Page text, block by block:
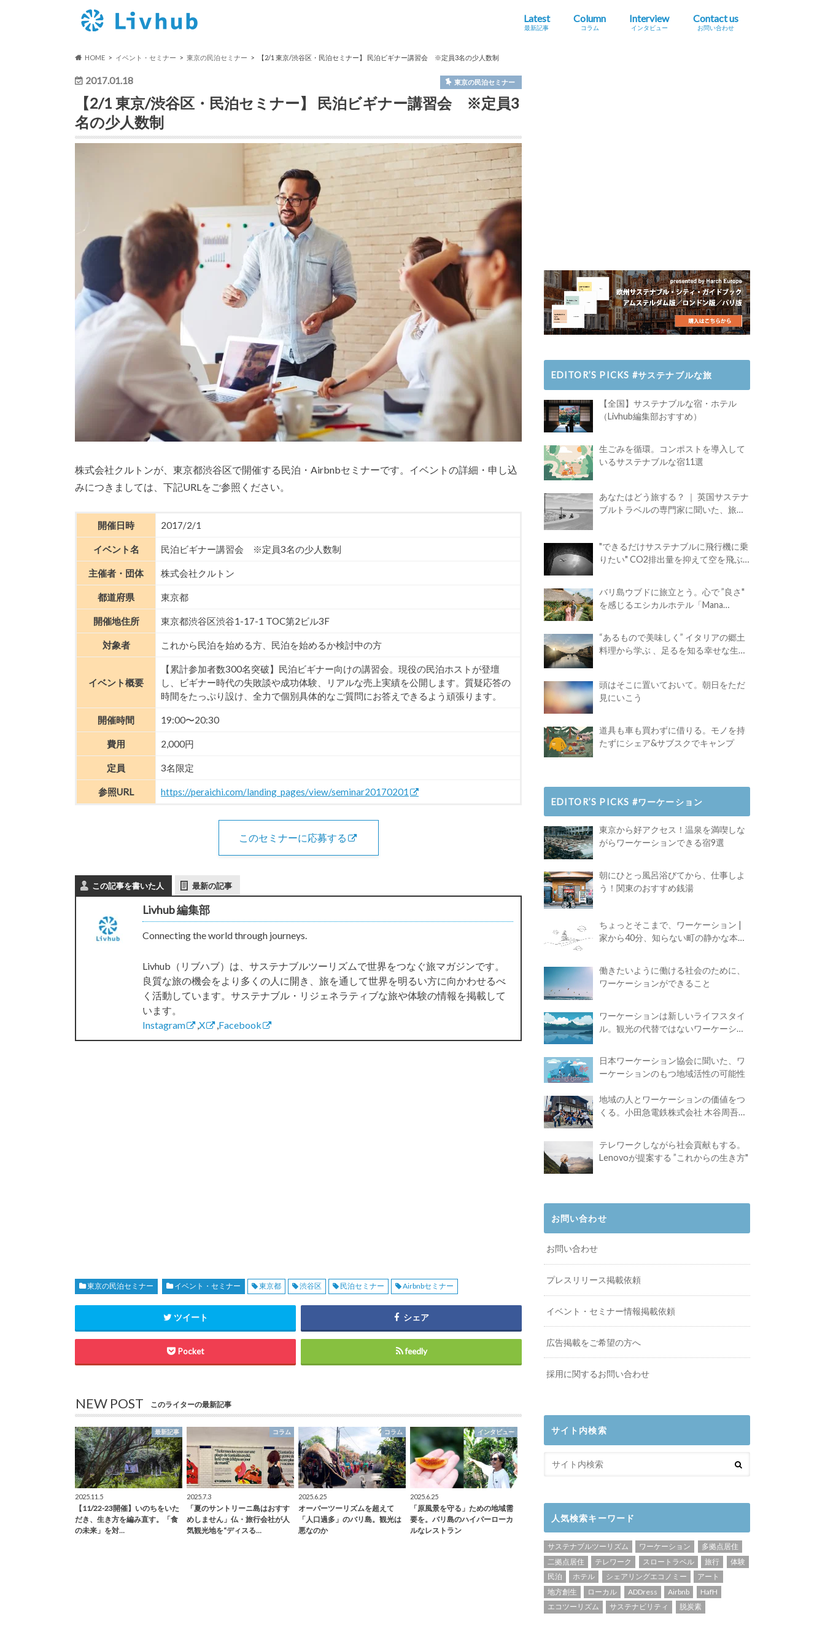
Latest
最新記事
Column
コラム
Interview
インタビュー
Contact us
お問い合わせ
HOME イベント・セミナー 東京の民泊セミナー 【2/1 東京/渋谷区・民泊セミナー】 民泊ビギナー講習会 ※定員3名の少人数制
2017.01.18 東京の民泊セミナー
【2/1 東京/渋谷区・民泊セミナー】 民泊ビギナー講習会 ※定員3
名の少人数制
株式会社クルトンが、東京都渋谷区で開催する民泊・Airbnbセミナーです。イベントの詳細・申し込
みにつきましては、下記URLをご参照ください。
開催日時 2017/2/1
イベント名 民泊ビギナー講習会 ※定員3名の少人数制
主催者・団体 株式会社クルトン
都道府県 東京都
開催地住所 東京都渋谷区渋谷1-17-1 TOC第2ビル3F
対象者 これから民泊を始める方、民泊を始めるか検討中の方
イベント概要
【累計参加者数300名突破】民泊ビギナー向けの講習会。現役の民泊ホストが登壇
し、ビギナー時代の失敗談や成功体験、リアルな売上実績を公開します。質疑応答の
時間をたっぷり設け、全力で個別具体的なご質問にお答えできるよう頑張ります。
開催時間 19:00〜20:30
費用 2,000円
定員 3名限定
参照URL https://peraichi.com/landing_pages/view/seminar20170201
このセミナーに応募する
この記事を書いた人 最新の記事
Livhub 編集部
Connecting the world through journeys.
Livhub（リブハブ）は、サステナブルツーリズムで世界をつなぐ旅マガジンです。
良質な旅の機会をより多くの人に開き、旅を通して世界を明るい方に向かわせるべ
く活動しています。サステナブル・リジェネラティブな旅や体験の情報を掲載して
います。
Instagram
X Facebook
東京の民泊セミナー イベント・セミナー 東京都 渋谷区 民泊セミナー Airbnbセミナー
ツイート シェア
Pocket feedly
NEW POST このライターの最新記事
最新記事
2025.11.5
【11/22-23開催】いのちをいた
だき、生き方を編み直す。「食
の未来」を対…
コラム
2025.7.3
「夏のサントリーニ島はおすす
めしません」仏・旅行会社が人
気観光地を“ディスる…
コラム
2025.6.25
オーバーツーリズムを超えて
「人口過多」のバリ島。観光は
悪なのか
インタビュー
2025.6.25
「原風景を守る」ための地域需
要を。バリ島のハイパーローカ
ルなレストラン
EDITOR’S PICKS #サステナブルな旅
【全国】サステナブルな宿・ホテル
（Livhub編集部おすすめ）
生ごみを循環。コンポストを導入して
いるサステナブルな宿11選
あなたはどう旅する？ ｜ 英国サステナ
ブルトラベルの専門家に聞いた、旅の
"できるだけサステナブルに飛行機に乗
りたい" CO2排出量を抑えて空を飛ぶ
バリ島ウブドに旅立とう。心で ”良さ"
を感じるエシカルホテル「Mana
“あるもので美味しく” イタリアの郷土
料理から学ぶ 、足るを知る幸せな生き
頭はそこに置いておいて。朝日をただ
見にいこう
道具も車も買わずに借りる。モノを持
たずにシェア&サブスクでキャンプ
EDITOR’S PICKS #ワーケーション
東京から好アクセス！温泉を満喫しな
がらワーケーションできる宿9選
朝にひとっ風呂浴びてから、仕事しよ
う！関東のおすすめ銭湯
ちょっとそこまで、ワーケーション |
家から40分、知らない町の静かな本屋
働きたいように働ける社会のために、
ワーケーションができること
ワーケーションは新しいライフスタイ
ル。観光の代替ではないワーケーショ
日本ワーケーション協会に聞いた、ワ
ーケーションのもつ地域活性の可能性
地域の人とワーケーションの価値をつ
くる。小田急電鉄株式会社 木谷周吾さ
テレワークしながら社会貢献もする。
Lenovoが提案する ”これからの生き方"
お問い合わせ
お問い合わせ
プレスリリース掲載依頼
イベント・セミナー情報掲載依頼
広告掲載をご希望の方へ
採用に関するお問い合わせ
サイト内検索
人気検索キーワード
サステナブルツーリズム ワーケーション
多拠点居住
二拠点居住
テレワーク スロートラベル 旅行
体験
民泊
ホテル シェアリングエコノミー
アート
地方創生
ローカル ADDress Airbnb
HafH
エコツーリズム
サステナビリティ 脱炭素